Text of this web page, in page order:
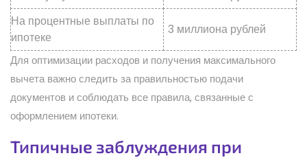
На процентные выплаты по
ипотеке
3 миллиона рублей
Для оптимизации расходов и получения максимального
вычета важно следить за правильностью подачи
документов и соблюдать все правила, связанные с
оформлением ипотеки.
Типичные заблуждения при